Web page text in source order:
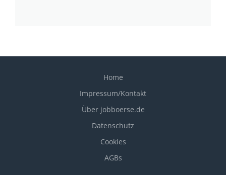
Home
Impressum/Kontakt
Über jobboerse.de
Datenschutz
Cookies
AGBs